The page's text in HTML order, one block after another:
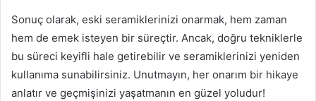
Sonuç olarak, eski seramiklerinizi onarmak, hem zaman
hem de emek isteyen bir süreçtir. Ancak, doğru tekniklerle
bu süreci keyifli hale getirebilir ve seramiklerinizi yeniden
kullanıma sunabilirsiniz. Unutmayın, her onarım bir hikaye
anlatır ve geçmişinizi yaşatmanın en güzel yoludur!